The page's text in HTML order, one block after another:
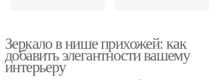
Зеркало в нише прихожей: как
добавить элегантности вашему
интерьеру